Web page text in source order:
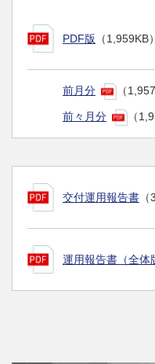
PDF版 （1,959KB）
前月分 （
前々月分 （
交付運用報告書
運用報告書（全体